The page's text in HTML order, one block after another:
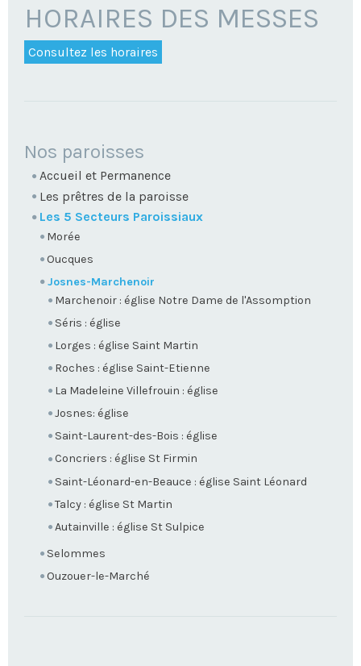
HORAIRES DES MESSES
Consultez les horaires
NAVIGATION
Nos paroisses
Accueil et Permanence
Les prêtres de la paroisse
Les 5 Secteurs Paroissiaux
Morée
Oucques
Josnes-Marchenoir
Marchenoir : église Notre Dame de l'Assomption
Séris : église
Lorges : église Saint Martin
Roches : église Saint-Etienne
La Madeleine Villefrouin : église
Josnes: église
Saint-Laurent-des-Bois : église
Concriers : église St Firmin
Saint-Léonard-en-Beauce : église Saint Léonard
Talcy : église St Martin
Autainville : église St Sulpice
Selommes
Ouzouer-le-Marché